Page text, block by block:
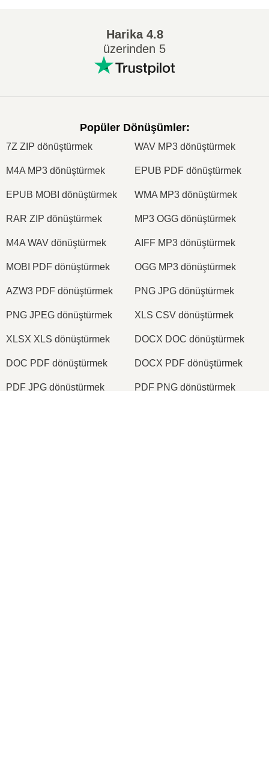
Harika4.8
üzerinden 5
Popüler Dönüşümler:
7Z ZIP dönüştürmek WAV MP3 dönüştürmek
M4A MP3 dönüştürmek EPUB PDF dönüştürmek
EPUB MOBI dönüştürmek WMA MP3 dönüştürmek
RAR ZIP dönüştürmek MP3 OGG dönüştürmek
M4A WAV dönüştürmek AIFF MP3 dönüştürmek
MOBI PDF dönüştürmek OGG MP3 dönüştürmek
AZW3 PDF dönüştürmek PNG JPG dönüştürmek
PNG JPEG dönüştürmek XLS CSV dönüştürmek
XLSX XLS dönüştürmek DOCX DOC dönüştürmek
DOC PDF dönüştürmek DOCX PDF dönüştürmek
PDF JPG dönüştürmek PDF PNG dönüştürmek